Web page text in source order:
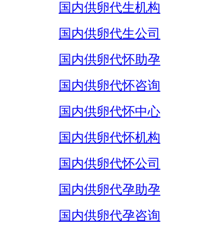
国内供卵代生机构
国内供卵代生公司
国内供卵代怀助孕
国内供卵代怀咨询
国内供卵代怀中心
国内供卵代怀机构
国内供卵代怀公司
国内供卵代孕助孕
国内供卵代孕咨询